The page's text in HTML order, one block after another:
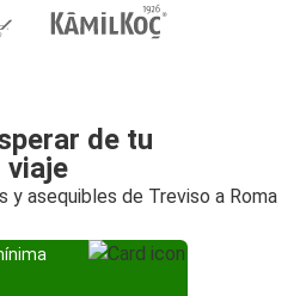
de tu
viaje
y asequibles de Treviso a Roma